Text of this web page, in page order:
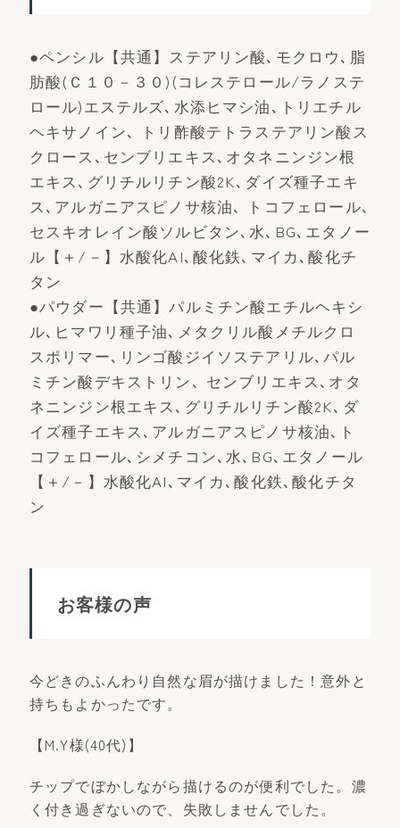
●ペンシル【共通】ステアリン酸､モクロウ､脂
肪酸(Ｃ１０－３０)(コレステロール/ラノステ
ロール)エステルズ､水添ヒマシ油､トリエチル
ヘキサノイン､ トリ酢酸テトラステアリン酸ス
クロース､センブリエキス､オタネニンジン根
エキス､グリチルリチン酸2K､ダイズ種子エキ
ス､アルガニアスピノサ核油､ トコフェロール､
セスキオレイン酸ソルビタン､水､BG､エタノー
ル【＋/－】水酸化AI､酸化鉄､マイカ､酸化チ
タン
●パウダー【共通】パルミチン酸エチルヘキシ
ル､ヒマワリ種子油､メタクリル酸メチルクロ
スポリマー､リンゴ酸ジイソステアリル､パル
ミチン酸デキストリン､ センブリエキス､オタ
ネニンジン根エキス､グリチルリチン酸2K､ダ
イズ種子エキス､アルガニアスピノサ核油､ト
コフェロール､シメチコン､水､BG､エタノール
【＋/－】水酸化AI､マイカ､酸化鉄､酸化チタ
ン
お客様の声
今どきのふんわり自然な眉が描けました！意外と
持ちもよかったです。
【M.Y様(40代)】
チップでぼかしながら描けるのが便利でした。濃
く付き過ぎないので、失敗しませんでした。